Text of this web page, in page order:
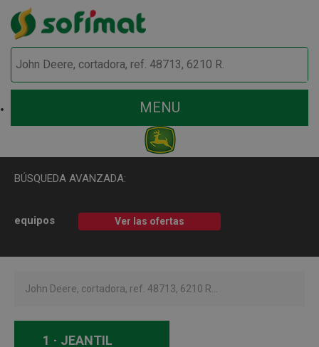
MENU
BÚSQUEDA AVANZADA:
equipos Ver las ofertas
1 JEANTIL